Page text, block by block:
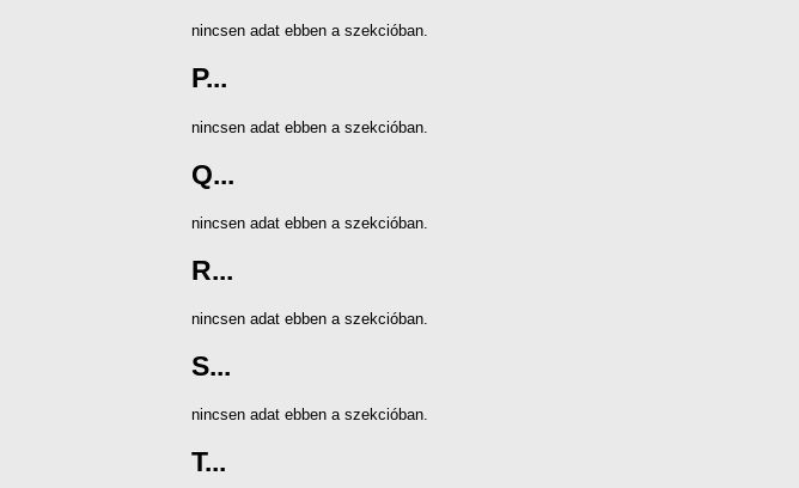
nincsen adat ebben a szekcióban.
P...
nincsen adat ebben a szekcióban.
Q...
nincsen adat ebben a szekcióban.
R...
nincsen adat ebben a szekcióban.
S...
nincsen adat ebben a szekcióban.
T...